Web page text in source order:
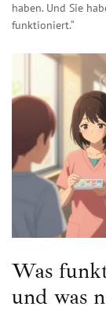
haben. Und Sie
funktioniert.“
Was
und was